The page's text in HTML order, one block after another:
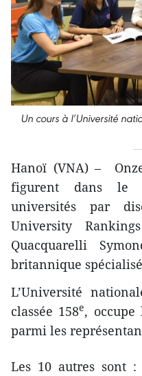
Un cours à l’Université
Hanoï (VNA) –
figurent dans le
universités par
University
Quacquarelli
britannique
L’Université
classée 158e,
parmi les
Les 10 autres sont :